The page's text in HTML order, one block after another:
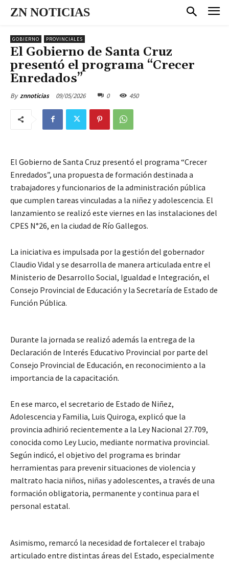
ZN NOTICIAS
GOBIERNO PROVINCIALES
El Gobierno de Santa Cruz
presentó el programa “Crecer
Enredados”
By znnoticias 09/05/2026 0 450
El Gobierno de Santa Cruz presentó el programa “Crecer
Enredados”, una propuesta de formación destinada a
trabajadores y funcionarios de la administración pública
que cumplen tareas vinculadas a la niñez y adolescencia. El
lanzamiento se realizó este viernes en las instalaciones del
CPES N°26, en la ciudad de Río Gallegos.
La iniciativa es impulsada por la gestión del gobernador
Claudio Vidal y se desarrolla de manera articulada entre el
Ministerio de Desarrollo Social, Igualdad e Integración, el
Consejo Provincial de Educación y la Secretaría de Estado de
Función Pública.
Durante la jornada se realizó además la entrega de la
Declaración de Interés Educativo Provincial por parte del
Consejo Provincial de Educación, en reconocimiento a la
importancia de la capacitación.
En ese marco, el secretario de Estado de Niñez,
Adolescencia y Familia, Luis Quiroga, explicó que la
provincia adhirió recientemente a la Ley Nacional 27.709,
conocida como Ley Lucio, mediante normativa provincial.
Según indicó, el objetivo del programa es brindar
herramientas para prevenir situaciones de violencia y
maltrato hacia niños, niñas y adolescentes, a través de una
formación obligatoria, permanente y continua para el
personal estatal.
Asimismo, remarcó la necesidad de fortalecer el trabajo
articulado entre distintas áreas del Estado, especialmente